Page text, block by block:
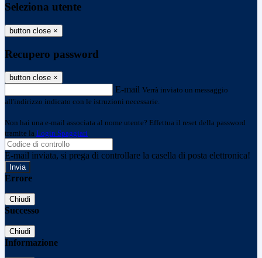
Seleziona utente
button close ×
Recupero password
button close ×
E-mail Verrà inviato un messaggio
all'indirizzo indicato con le istruzioni necessarie.
Non hai una e-mail associata al nome utente? Effettua il reset della password
tramite la Login Spaggiari
E-mail inviata, si prega di controllare la casella di posta elettronica!
Errore
Chiudi
Successo
Chiudi
Informazione